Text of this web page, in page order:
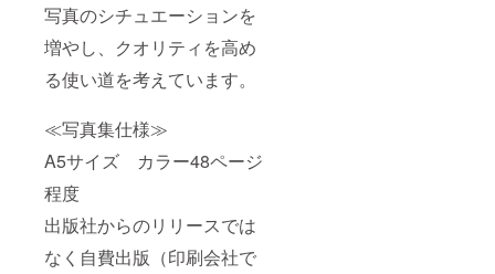
写真のシチュエーションを
増やし、クオリティを高め
る使い道を考えています。
≪写真集仕様≫
A5サイズ カラー48ページ
程度
出版社からのリリースでは
なく自費出版（印刷会社で